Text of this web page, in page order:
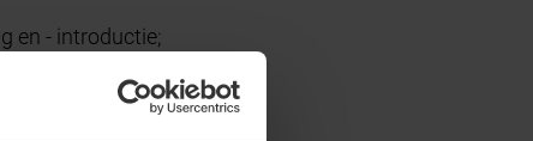
en - introductie;
producten.